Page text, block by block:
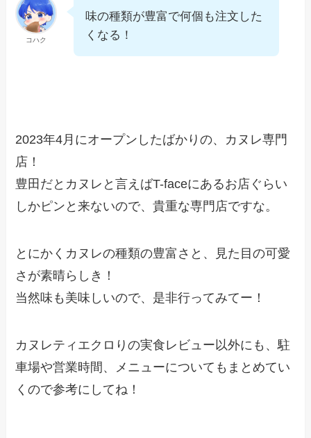
コハク
味の種類が豊富で何個も注文した
くなる！
2023年4月にオープンしたばかりの、カヌレ専門
店！
豊田だとカヌレと言えばT-faceにあるお店ぐらい
しかピンと来ないので、貴重な専門店ですな。
とにかくカヌレの種類の豊富さと、見た目の可愛
さが素晴らしき！
当然味も美味しいので、是非行ってみてー！
カヌレティエクロりの実食レビュー以外にも、駐
車場や営業時間、メニューについてもまとめてい
くので参考にしてね！